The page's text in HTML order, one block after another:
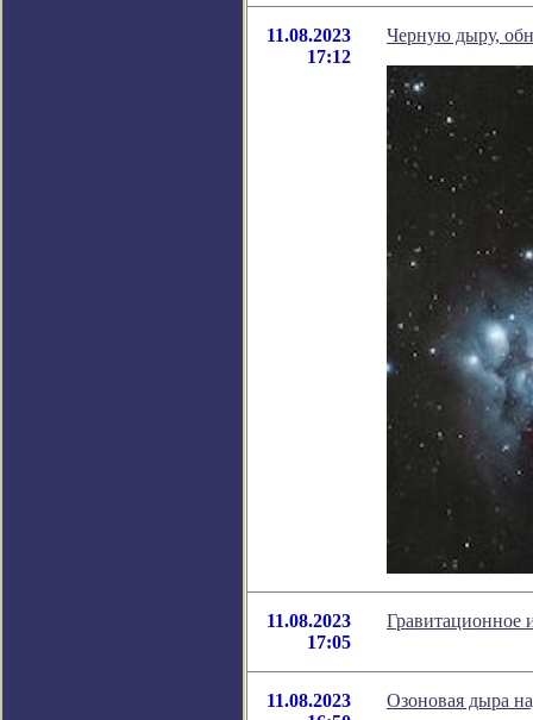
11.08.2023
17:12
Черную дыру,
11.08.2023
17:05
Гравитационное
11.08.2023
Озоновая дыра